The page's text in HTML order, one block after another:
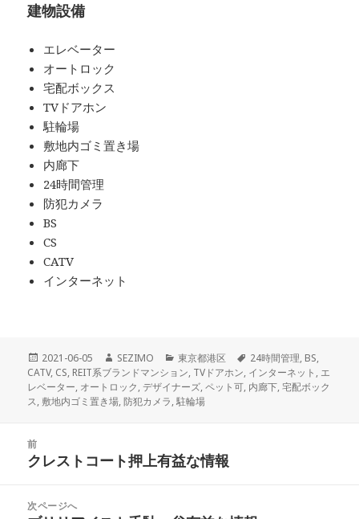
建物設備
エレベーター
オートロック
宅配ボックス
TVドアホン
駐輪場
敷地内ゴミ置き場
内廊下
24時間管理
防犯カメラ
BS
CS
CATV
インターネット
投
稿
日:
2021-06-05
作
成
者
SEZIMO
カ
テ
ゴ
リ
東京都港区
タ
グ
24時間管理, BS,
CATV, CS, REIT系ブランドマンション, TVドアホン, インターネット , エ
レベーター, オートロック,デザイナーズ,ペット可, 内廊下,宅配ボック
ス, 敷地内ゴミ置き場,防犯カメラ,駐輪場
前
前
投
クレストコート押上有益な情報
次ページへ